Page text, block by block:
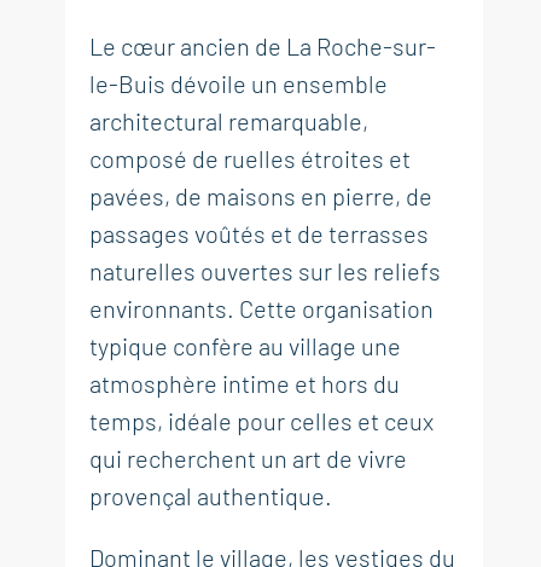
Le cœur ancien de La Roche-sur-
le-Buis dévoile un ensemble
architectural remarquable,
composé de ruelles étroites et
pavées, de maisons en pierre, de
passages voûtés et de terrasses
naturelles ouvertes sur les reliefs
environnants. Cette organisation
typique confère au village une
atmosphère intime et hors du
temps, idéale pour celles et ceux
qui recherchent un art de vivre
provençal authentique.
Dominant le village, les vestiges du